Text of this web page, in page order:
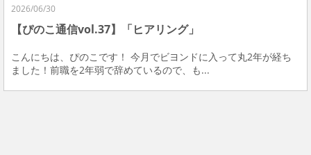
2026/06/30
【ぴのこ通信vol.37】「ヒアリング」
こんにちは、ぴのこです！ 今月でビヨンドに入って丸2年が経ち
ました！前職を2年弱で辞めているので、も...